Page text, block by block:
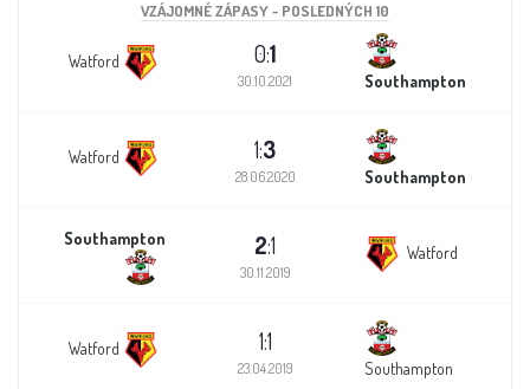
VZÁJOMNÉ ZÁPASY - POSLEDNÝCH 10
Watford 0:1
30.10.2021 Southampton
Watford 1:3
28.06.2020 Southampton
Southampton 2:1
30.11.2019
Watford
Watford 1:1
23.04.2019 Southampton